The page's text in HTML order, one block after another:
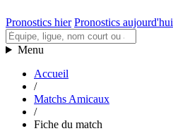
Pronostics hier Pronostics aujourd'hui
Menu
Accueil
/
Matchs Amicaux
/
Fiche du match